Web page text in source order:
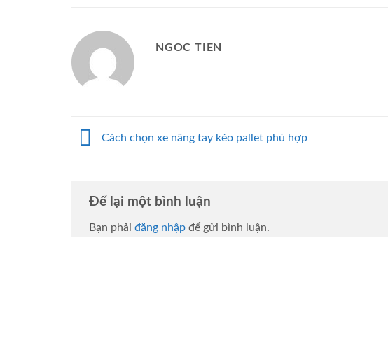
NGOC TIEN
Cách chọn xe nâng tay kéo pallet phù hợp
Để lại một bình luận
Bạn phải đăng nhập để gửi bình luận.